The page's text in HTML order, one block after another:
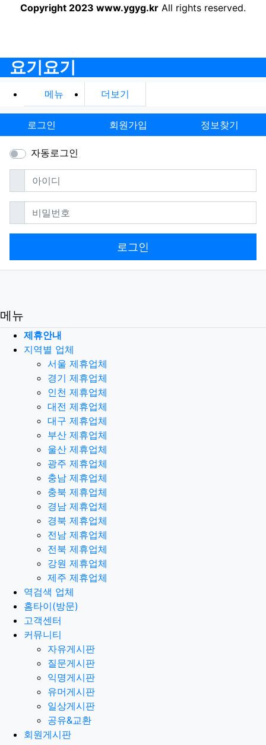
Copyright 2023 www.ygyg.kr All rights reserved.
요기요기
메뉴 더보기
로그인 회원가입 정보찾기
자동로그인
아이디필수
비밀번호필수
로그인
메뉴
제휴안내
지역별 업체
서울 제휴업체
경기 제휴업체
인천 제휴업체
대전 제휴업체
대구 제휴업체
부산 제휴업체
울산 제휴업체
광주 제휴업체
충남 제휴업체
충북 제휴업체
경남 제휴업체
경북 제휴업체
전남 제휴업체
전북 제휴업체
강원 제휴업체
제주 제휴업체
역검색 업체
홈타이(방문)
고객센터
커뮤니티
자유게시판
질문게시판
익명게시판
유머게시판
일상게시판
공유&교환
회원게시판